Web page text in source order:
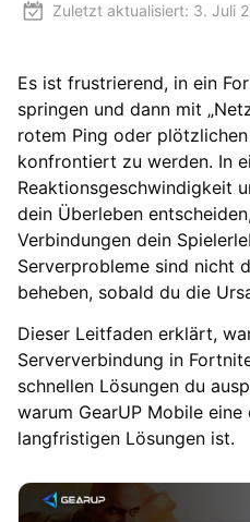
Zuletzt aktualisiert: 3. Juli
Es ist frustrierend, in ein
springen und dann mit
rotem Ping oder
konfrontiert zu werden. In
Reaktionsgeschwindigkeit
dein Überleben
Verbindungen dein
Serverprobleme sind nicht
beheben, sobald du die
Dieser Leitfaden erklärt,
Serververbindung in
schnellen Lösungen du
warum GearUP Mobile
langfristigen Lösungen ist.